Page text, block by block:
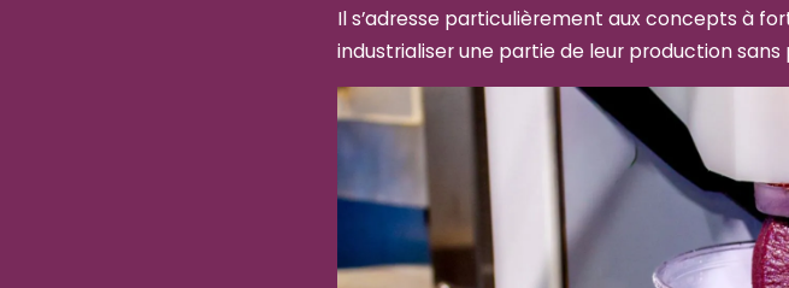
Il s’adresse particulièrement aux concepts à
industrialiser une partie de leur production